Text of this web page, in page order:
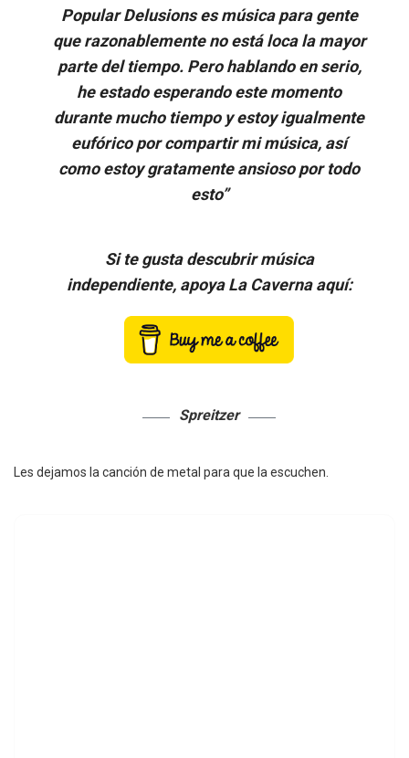
Popular Delusions es música para gente
que razonablemente no está loca la mayor
parte del tiempo. Pero hablando en serio,
he estado esperando este momento
durante mucho tiempo y estoy igualmente
eufórico por compartir mi música, así
como estoy gratamente ansioso por todo
esto”
Si te gusta descubrir música
independiente, apoya La Caverna aquí:
Spreitzer
Les dejamos la canción de metal para que la escuchen.